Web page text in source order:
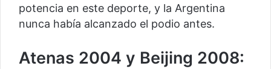
potencia en este deporte, y la Argentina
nunca había alcanzado el podio antes.
Atenas 2004 y Beijing 2008: